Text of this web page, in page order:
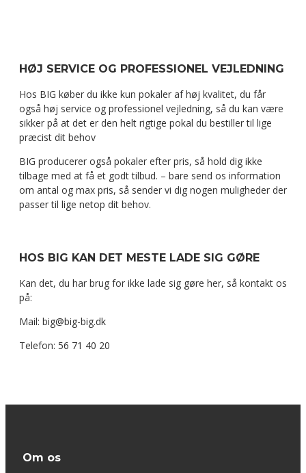
HØJ SERVICE OG PROFESSIONEL VEJLEDNING
Hos BIG køber du ikke kun pokaler af høj kvalitet, du får
også høj service og professionel vejledning, så du kan være
sikker på at det er den helt rigtige pokal du bestiller til lige
præcist dit behov
BIG producerer også pokaler efter pris, så hold dig ikke
tilbage med at få et godt tilbud. – bare send os information
om antal og max pris, så sender vi dig nogen muligheder der
passer til lige netop dit behov.
HOS BIG KAN DET MESTE LADE SIG GØRE
Kan det, du har brug for ikke lade sig gøre her, så kontakt os
på:
Mail: big@big-big.dk
Telefon: 56 71 40 20
Om os